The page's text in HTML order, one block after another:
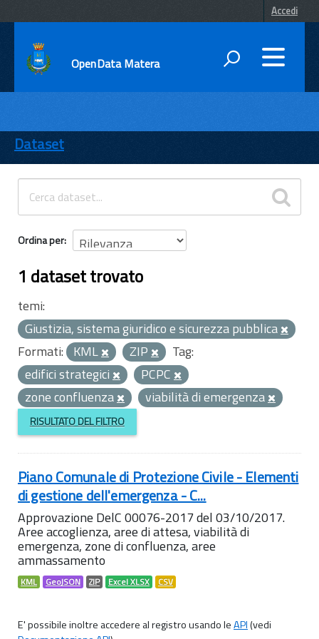
Accedi
OpenData Matera
ENTI
TEMI
INFORMAZIONI
Dataset
Ordina per
1 dataset trovato
temi:
Giustizia, sistema giuridico e sicurezza pubblica
Formati: KML ZIP
Tag:
edifici strategici
PCPC
zone confluenza
viabilità di emergenza
RISULTATO DEL FILTRO
Piano Comunale di Protezione Civile - Elementi
di gestione dell'emergenza - C...
Approvazione DelC 00076-2017 del 03/10/2017.
Aree accoglienza, aree di attesa, viabilità di
emergenza, zone di confluenza, aree
ammassamento
KML GeoJSON ZIP Excel XLSX CSV
E' possibile inoltre accedere al registro usando leAPI(vedi